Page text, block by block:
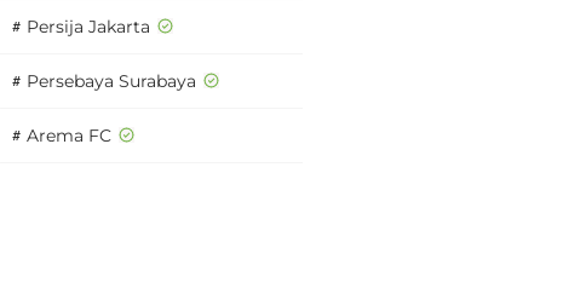
# Persija Jakarta
# Persebaya Surabaya
# Arema FC